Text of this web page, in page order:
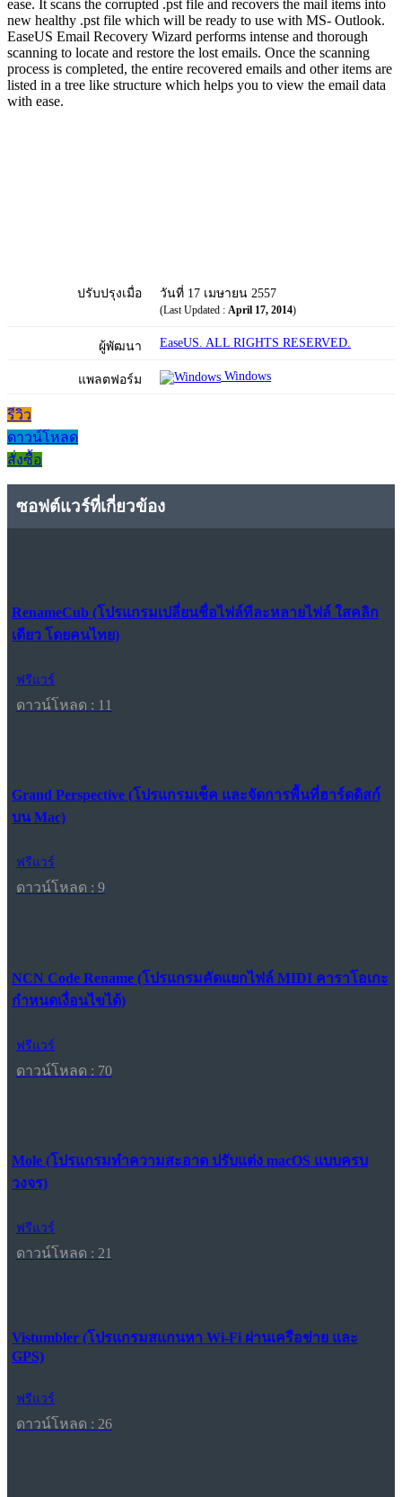
ease. It scans the corrupted .pst file and recovers the mail items into
new healthy .pst file which will be ready to use with MS- Outlook.
EaseUS Email Recovery Wizard performs intense and thorough
scanning to locate and restore the lost emails. Once the scanning
process is completed, the entire recovered emails and other items are
listed in a tree like structure which helps you to view the email data
with ease.
ปรับปรุงเมื่อ วันที่ 17 เมษายน 2557
(Last Updated : April 17, 2014)
ผู้พัฒนา EaseUS. ALL RIGHTS RESERVED.
แพลตฟอร์ม Windows
รีวิว
ดาวน์โหลด
สั่งซื้อ
ซอฟต์แวร์ที่เกี่ยวข้อง
RenameCub (โปรแกรมเปลี่ยนชื่อไฟล์ทีละหลายไฟล์ ใสคลิก
เดียว โดยคนไทย)
ฟรีแวร์
ดาวน์โหลด : 11
Grand Perspective (โปรแกรมเช็ค และจัดการพื้นที่ฮาร์ดดิสก์
บน Mac)
ฟรีแวร์
ดาวน์โหลด : 9
NCN Code Rename (โปรแกรมคัดแยกไฟล์ MIDI คาราโอเกะ
กำหนดเงื่อนไขได้)
ฟรีแวร์
ดาวน์โหลด : 70
Mole (โปรแกรมทำความสะอาด ปรับแต่ง macOS แบบครบ
วงจร)
ฟรีแวร์
ดาวน์โหลด : 21
Vistumbler (โปรแกรมสแกนหา Wi-Fi ผ่านเครือข่าย และ
GPS)
ฟรีแวร์
ดาวน์โหลด : 26